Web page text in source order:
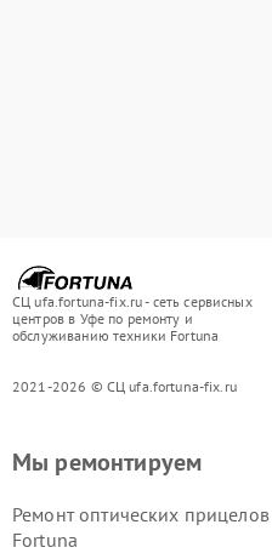
СЦ ufa.fortuna-fix.ru - сеть сервисных
центров в Уфе по ремонту и
обслуживанию техники Fortuna
2021-2026 © СЦ ufa.fortuna-fix.ru
Мы ремонтируем
Ремонт оптических прицелов
Fortuna